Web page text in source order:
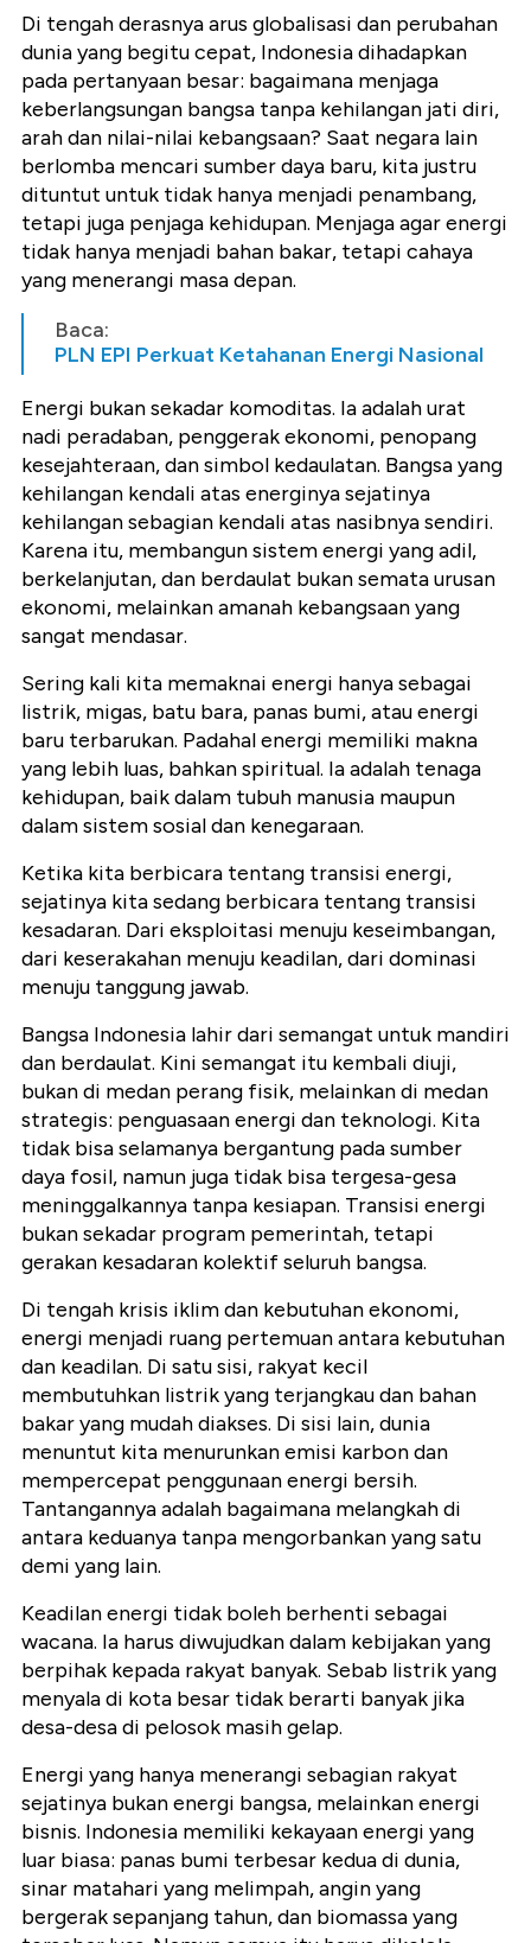
Di tengah derasnya arus globalisasi dan perubahan
dunia yang begitu cepat, Indonesia dihadapkan
pada pertanyaan besar: bagaimana menjaga
keberlangsungan bangsa tanpa kehilangan jati diri,
arah dan nilai-nilai kebangsaan? Saat negara lain
berlomba mencari sumber daya baru, kita justru
dituntut untuk tidak hanya menjadi penambang,
tetapi juga penjaga kehidupan. Menjaga agar energi
tidak hanya menjadi bahan bakar, tetapi cahaya
yang menerangi masa depan.
Baca:
PLN EPI Perkuat Ketahanan Energi Nasional
Energi bukan sekadar komoditas. Ia adalah urat
nadi peradaban, penggerak ekonomi, penopang
kesejahteraan, dan simbol kedaulatan. Bangsa yang
kehilangan kendali atas energinya sejatinya
kehilangan sebagian kendali atas nasibnya sendiri.
Karena itu, membangun sistem energi yang adil,
berkelanjutan, dan berdaulat bukan semata urusan
ekonomi, melainkan amanah kebangsaan yang
sangat mendasar.
Sering kali kita memaknai energi hanya sebagai
listrik, migas, batu bara, panas bumi, atau energi
baru terbarukan. Padahal energi memiliki makna
yang lebih luas, bahkan spiritual. Ia adalah tenaga
kehidupan, baik dalam tubuh manusia maupun
dalam sistem sosial dan kenegaraan.
Ketika kita berbicara tentang transisi energi,
sejatinya kita sedang berbicara tentang transisi
kesadaran. Dari eksploitasi menuju keseimbangan,
dari keserakahan menuju keadilan, dari dominasi
menuju tanggung jawab.
Bangsa Indonesia lahir dari semangat untuk mandiri
dan berdaulat. Kini semangat itu kembali diuji,
bukan di medan perang fisik, melainkan di medan
strategis: penguasaan energi dan teknologi. Kita
tidak bisa selamanya bergantung pada sumber
daya fosil, namun juga tidak bisa tergesa-gesa
meninggalkannya tanpa kesiapan. Transisi energi
bukan sekadar program pemerintah, tetapi
gerakan kesadaran kolektif seluruh bangsa.
Di tengah krisis iklim dan kebutuhan ekonomi,
energi menjadi ruang pertemuan antara kebutuhan
dan keadilan. Di satu sisi, rakyat kecil
membutuhkan listrik yang terjangkau dan bahan
bakar yang mudah diakses. Di sisi lain, dunia
menuntut kita menurunkan emisi karbon dan
mempercepat penggunaan energi bersih.
Tantangannya adalah bagaimana melangkah di
antara keduanya tanpa mengorbankan yang satu
demi yang lain.
Keadilan energi tidak boleh berhenti sebagai
wacana. Ia harus diwujudkan dalam kebijakan yang
berpihak kepada rakyat banyak. Sebab listrik yang
menyala di kota besar tidak berarti banyak jika
desa-desa di pelosok masih gelap.
Energi yang hanya menerangi sebagian rakyat
sejatinya bukan energi bangsa, melainkan energi
bisnis. Indonesia memiliki kekayaan energi yang
luar biasa: panas bumi terbesar kedua di dunia,
sinar matahari yang melimpah, angin yang
bergerak sepanjang tahun, dan biomassa yang